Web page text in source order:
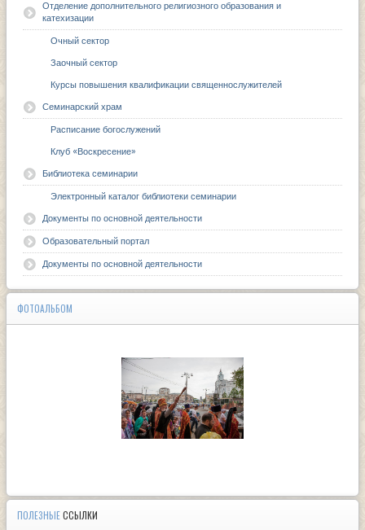
Отделение дополнительного религиозного образования и
катехизации
Очный сектор
Заочный сектор
Курсы повышения квалификации священнослужителей
Семинарский храм
Расписание богослужений
Клуб «Воскресение»
Библиотека семинарии
Электронный каталог библиотеки семинарии
Документы по основной деятельности
Образовательный портал
Документы по основной деятельности
ФОТОАЛЬБОМ
ПОЛЕЗНЫЕССЫЛКИ